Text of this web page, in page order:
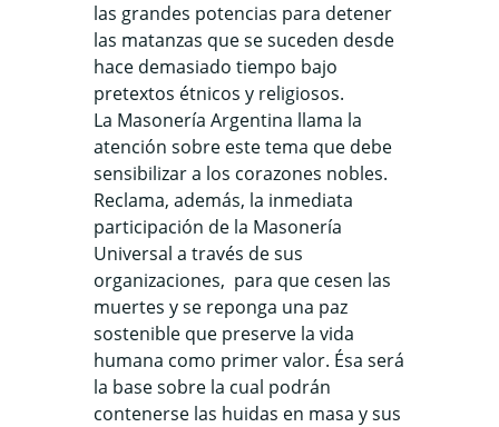
las grandes potencias para detener
las matanzas que se suceden desde
hace demasiado tiempo bajo
pretextos étnicos y religiosos.
La Masonería Argentina llama la
atención sobre este tema que debe
sensibilizar a los corazones nobles.
Reclama, además, la inmediata
participación de la Masonería
Universal a través de sus
organizaciones, para que cesen las
muertes y se reponga una paz
sostenible que preserve la vida
humana como primer valor. Ésa será
la base sobre la cual podrán
contenerse las huidas en masa y sus